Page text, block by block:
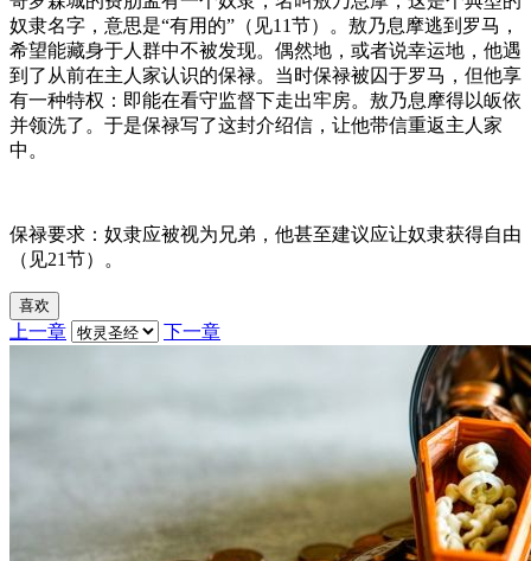
奴隶名字，意思是“有用的”（见11节）。敖乃息摩逃到罗马，
希望能藏身于人群中不被发现。偶然地，或者说幸运地，他遇
到了从前在主人家认识的保禄。当时保禄被囚于罗马，但他享
有一种特权：即能在看守监督下走出牢房。敖乃息摩得以皈依
并领洗了。于是保禄写了这封介绍信，让他带信重返主人家
中。
保禄要求：奴隶应被视为兄弟，他甚至建议应让奴隶获得自由
（见21节）。
喜欢
上一章 下一章